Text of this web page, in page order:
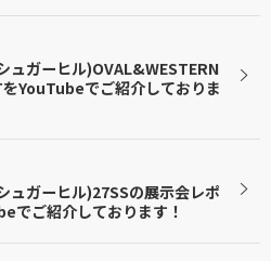
ュガーヒル)OVAL&WESTERN
をYouTubeでご紹介しておりま
ュガーヒル)27SSの展示会レポ
でご紹介しております！